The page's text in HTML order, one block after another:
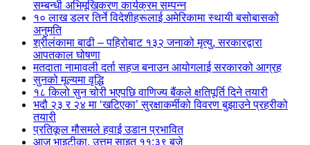
सम्बन्धी अभिमूखिकरण कार्यक्रम सम्पन्न
१० लाख डलर तिर्ने विदेशीहरूलाई अमेरिकामा स्थायी बसोबासको
अनुमति
श्रीलंकामा बाढी – पहिरोबाट १३२ जनाको मृत्यु, सरकारद्वारा
आपतकाल घोषणा
मतदाता नामावली दर्ता सहज बनाउन आयोगलाई सरकारको आग्रह
सुनको मूल्यमा वृद्धि
१८ किलो सुन चोरी भएपछि वाणिज्य बैंकले क्षतिपूर्ति दिने तयारी
भदौ २३ र २४ मा ‘खटिएका’ सुरक्षाकर्मीको विवरण बुझाउने प्रहरीको
तयारी
प्रतिकूल मौसमले हवाई उडान प्रभावित
आज भाइटीका, उत्तम साइत ११:३९ बजे